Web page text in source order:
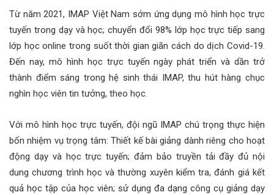
Từ năm 2021, IMAP Việt Nam sớm ứng dụng mô hình học trực
tuyến trong dạy và học; chuyển đổi 98% lớp học trực tiếp sang
lớp học online trong suốt thời gian giãn cách do dịch Covid-19.
Đến nay, mô hình học trực tuyến ngày phát triển và dần trở
thành điểm sáng trong hệ sinh thái IMAP, thu hút hàng chục
nghìn học viên tin tưởng, theo học.
Với mô hình học trực tuyến, đội ngũ IMAP chú trọng thực hiện
bốn nhiệm vụ trọng tâm: Thiết kế bài giảng dành riêng cho hoạt
động dạy và học trực tuyến; đảm bảo truyền tải đầy đủ nội
dung chương trình học và thường xuyên kiểm tra, đánh giá kết
quả học tập của học viên; sử dụng đa dạng công cụ giảng dạy